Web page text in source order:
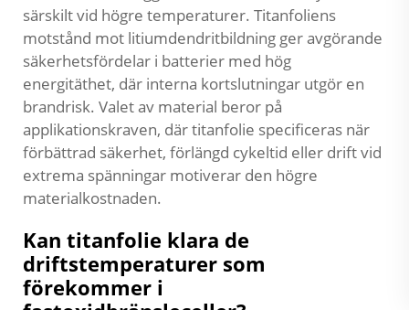
särskilt vid högre temperaturer. Titanfoliens
motstånd mot litiumdendritbildning ger avgörande
säkerhetsfördelar i batterier med hög
energitäthet, där interna kortslutningar utgör en
brandrisk. Valet av material beror på
applikationskraven, där titanfolie specificeras när
förbättrad säkerhet, förlängd cykeltid eller drift vid
extrema spänningar motiverar den högre
materialkostnaden.
Kan titanfolie klara de
driftstemperaturer som
förekommer i